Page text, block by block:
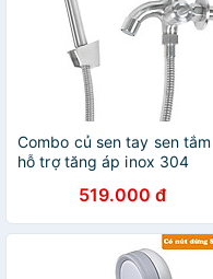
Combo củ sen tay sen tắm
hỗ trợ tăng áp inox 304
519.000 đ